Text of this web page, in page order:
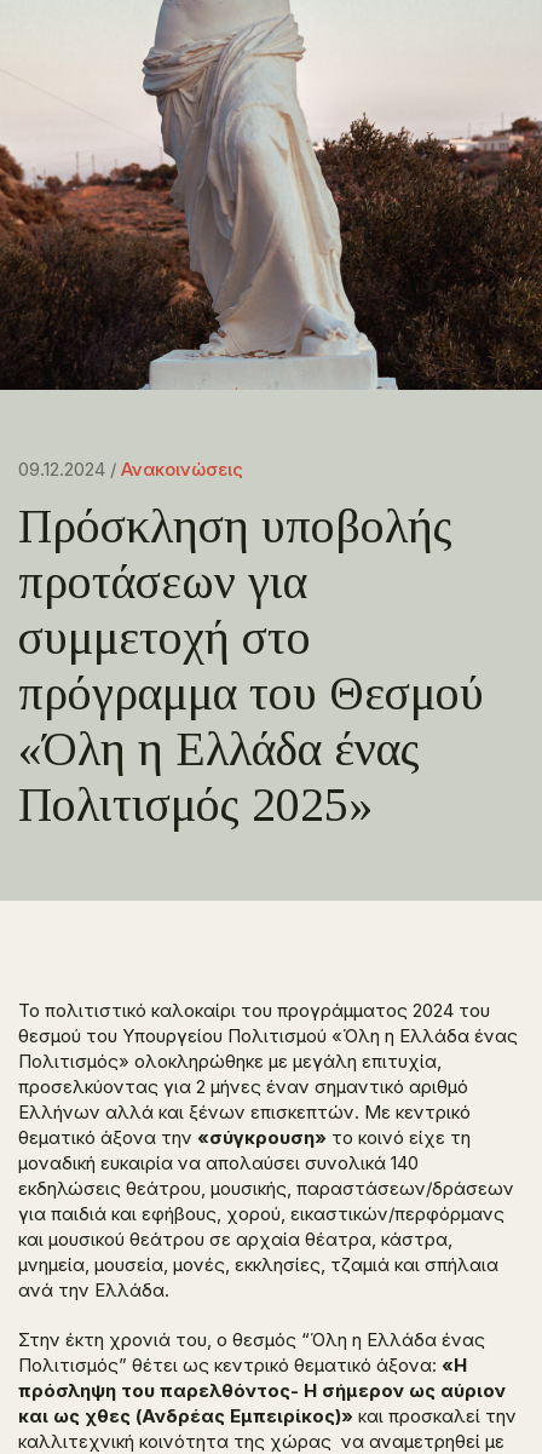
09.12.2024 / Ανακοινώσεις
Πρόσκληση υποβολής
προτάσεων για
συμμετοχή στο
πρόγραμμα του Θεσμού
«Όλη η Ελλάδα ένας
Πολιτισμός 2025»
Το πολιτιστικό καλοκαίρι του προγράμματος 2024 του
θεσμού του Υπουργείου Πολιτισμού «Όλη η Ελλάδα ένας
Πολιτισμός» ολοκληρώθηκε με μεγάλη επιτυχία,
προσελκύοντας για 2 μήνες έναν σημαντικό αριθμό
Ελλήνων αλλά και ξένων επισκεπτών. Με κεντρικό
θεματικό άξονα την «σύγκρουση» το κοινό είχε τη
μοναδική ευκαιρία να απολαύσει συνολικά 140
εκδηλώσεις θεάτρου, μουσικής, παραστάσεων/δράσεων
για παιδιά και εφήβους, χορού, εικαστικών/περφόρμανς
και μουσικού θεάτρου σε αρχαία θέατρα, κάστρα,
μνημεία, μουσεία, μονές, εκκλησίες, τζαμιά και σπήλαια
ανά την Ελλάδα.
Στην έκτη χρονιά του, ο θεσμός “Όλη η Ελλάδα ένας
Πολιτισμός” θέτει ως κεντρικό θεματικό άξονα: «Η
πρόσληψη του παρελθόντος- Η σήμερον ως αύριον
και ως χθες (Ανδρέας Εμπειρίκος)» και προσκαλεί την
καλλιτεχνική κοινότητα της χώρας να αναμετρηθεί με